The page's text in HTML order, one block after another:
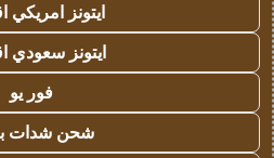
ايتونز
ايتونز سعودي
فور يو
شحن شدات